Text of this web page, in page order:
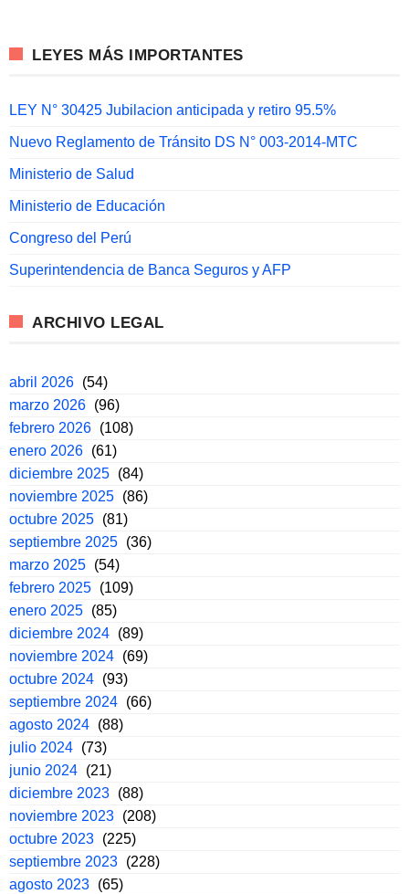
LEYES MÁS IMPORTANTES
LEY N° 30425 Jubilacion anticipada y retiro 95.5%
Nuevo Reglamento de Tránsito DS N° 003-2014-MTC
Ministerio de Salud
Ministerio de Educación
Congreso del Perú
Superintendencia de Banca Seguros y AFP
ARCHIVO LEGAL
abril 2026 (54)
marzo 2026 (96)
febrero 2026 (108)
enero 2026 (61)
diciembre 2025 (84)
noviembre 2025 (86)
octubre 2025 (81)
septiembre 2025 (36)
marzo 2025 (54)
febrero 2025 (109)
enero 2025 (85)
diciembre 2024 (89)
noviembre 2024 (69)
octubre 2024 (93)
septiembre 2024 (66)
agosto 2024 (88)
julio 2024 (73)
junio 2024 (21)
diciembre 2023 (88)
noviembre 2023 (208)
octubre 2023 (225)
septiembre 2023 (228)
agosto 2023 (65)